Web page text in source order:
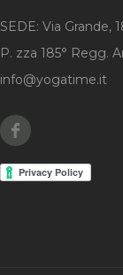
SEDE: Via Grande,
P. zza 185° Regg.
info@yogatime.it